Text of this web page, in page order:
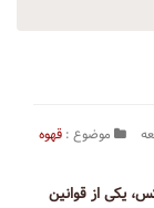
موضوع :قهوه
یکی از قوانین